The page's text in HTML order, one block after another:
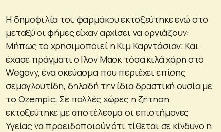
Η δημοφιλία του φαρμάκου εκτοξεύτηκε ενώ στο
μεταξύ οι φήμες είχαν αρχίσει να οργιάζουν:
Μήπως το χρησιμοποιεί η Κιμ Καρντάσιαν; Και
έχασε πράγματι ο Iλον Μασκ τόσα κιλά χάρη στο
Wegovy, ένα σκεύασμα που περιέχει επίσης
σεμαγλουτίδη, δηλαδή την ίδια δραστική ουσία με
το Ozempic; Σε πολλές χώρες η ζήτηση
εκτοξεύτηκε με αποτέλεσμα οι επιστήμονες
Υγείας να προειδοποιούν ότι τίθεται σε κίνδυνο η